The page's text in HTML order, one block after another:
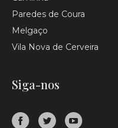
Paredes de Coura
Melgaço
Vila Nova de Cerveira
Siga-nos